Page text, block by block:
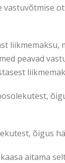
peavad
õigus
aitama